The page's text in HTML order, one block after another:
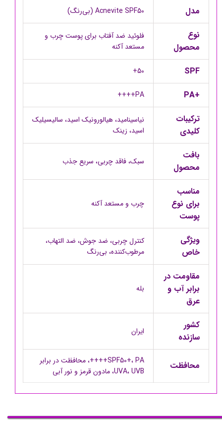
مدل Acnevite SPF50 (بی‌رنگ)
نوع
محصول
فلوئید ضد آفتاب برای پوست چرب و
مستعد آکنه
SPF
50+
+PA
PA++++
ترکیبات
کلیدی
نیاسینامید، هیالورونیک اسید، سالیسیلیک
اسید، زینک
بافت
محصول
سبک، فاقد چربی، سریع جذب
مناسب
برای نوع
پوست
چرب و مستعد آکنه
ویژگی
خاص
کنترل چربی، ضد جوش، ضد التهاب،
مرطوب‌کننده، بی‌رنگ
مقاومت در
برابر آب و
عرق
بله
کشور
سازنده
ایران
محافظت
SPF50+، PA++++، محافظت در برابر
UVA، UVB، مادون قرمز و نور آبی